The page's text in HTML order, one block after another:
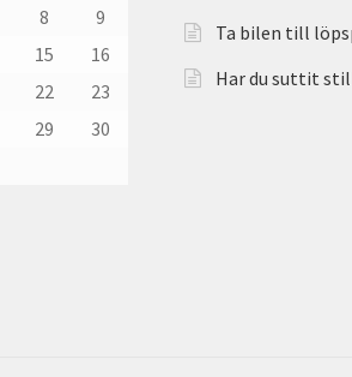
8
9
15
16
22
23
29
30
Ta bilen till
Har du suttit